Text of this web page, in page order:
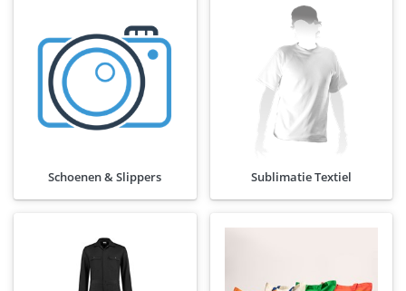
Schoenen & Slippers Sublimatie Textiel